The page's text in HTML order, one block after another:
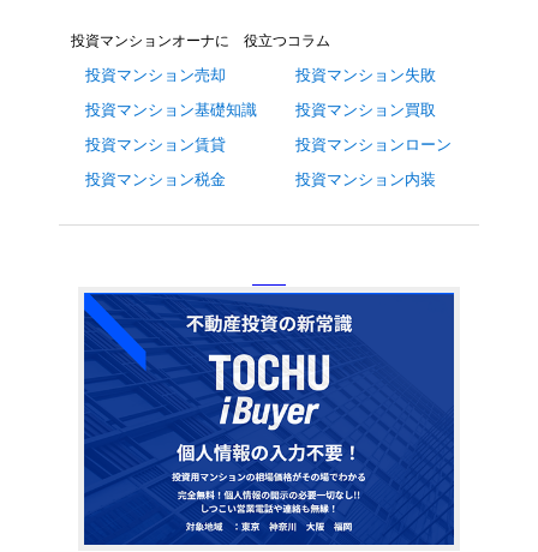
投資マンションオーナに 役立つコラム
投資マンション売却
投資マンション基礎知識
投資マンション賃貸
投資マンション税金
投資マンション失敗
投資マンション買取
投資マンションローン
投資マンション内装